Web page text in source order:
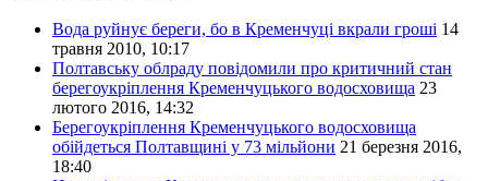
Вода руйнує береги, бо в Кременчуці вкрали гроші 14
травня 2010, 10:17
Полтавську облраду повідомили про критичний стан
берегоукріплення Кременчуцького водосховища 23
лютого 2016, 14:32
Берегоукріплення Кременчуцького водосховища
обійдеться Полтавщині у 73 мільйони 21 березня 2016,
18:40